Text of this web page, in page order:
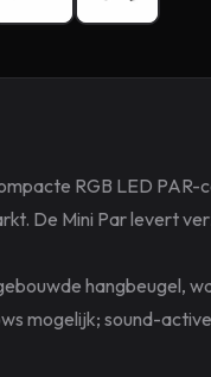
RGB LED
De Mini Par levert
hangbeugel,
mogelijk; sound-